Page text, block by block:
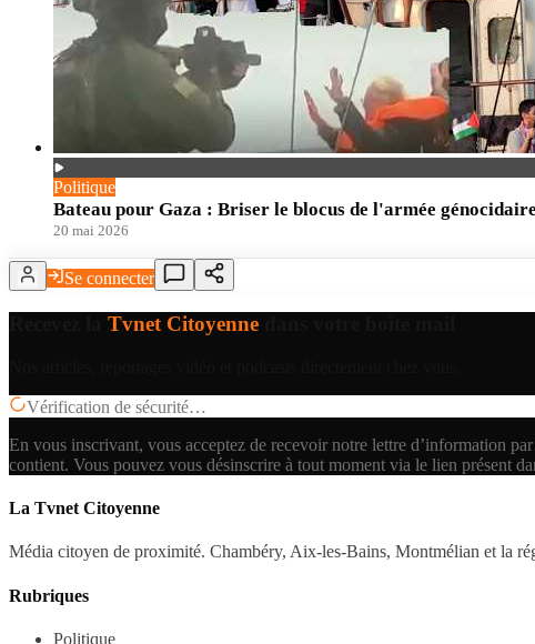
Politique
Bateau pour Gaza : Briser le blocus de l'armée
20 mai 2026
Se connecter
Tvnet Citoyenne
Vérification de sécurité…
En vous inscrivant, vous acceptez de recevoir notre lettre d’information
contient. Vous pouvez vous désinscrire à tout moment via le lien présent
La Tvnet Citoyenne
Média citoyen de proximité. Chambéry, Aix-les-Bains, Montmélian et la
Rubriques
Politique